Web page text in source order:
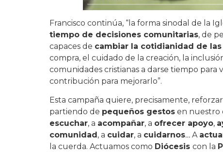
Francisco continúa, “la forma sinodal de la
tiempo de decisiones comunitarias, de
capaces de cambiar la cotidianidad de las
compra, el cuidado de la creación, la
comunidades cristianas a darse tiempo para
contribución para mejorarlo”.
Esta campaña quiere, precisamente,
partiendo de pequeños gestos en nuestro
escuchar, a acompañar, a ofrecer apoyo,
comunidad, a cuidar, a cuidarnos… A
la cuerda. Actuamos como Diócesis con la